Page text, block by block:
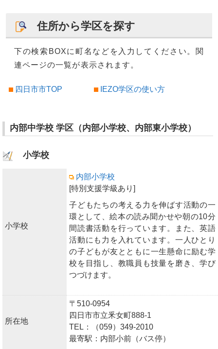
住所から学区を探す
下の検索BOXに町名などを入力してください。関
連ページの一覧が表示されます。
四日市市TOP IEZO学区の使い方
内部中学校 学区（内部小学校、内部東小学校）
小学校
小学校
内部小学校
[特別支援学級あり]
子どもたちの考える力を伸ばす活動の一
環として、絵本の読み聞かせや朝の10分
間読書活動を行っています。また、英語
活動にも力を入れています。一人ひとり
の子どもが友とともに一生懸命に励む学
校を目指し、教職員も技量を磨き、学び
つづけます。
所在地
〒510-0954
四日市市立釆女町888-1
TEL：（059）349-2010
最寄駅：内部小前（バス停）